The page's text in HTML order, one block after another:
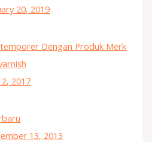
20, 2019
Dengan Produk Merk
2017
13, 2013